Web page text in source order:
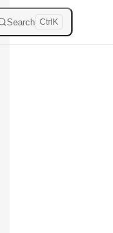
Search Ctrl K